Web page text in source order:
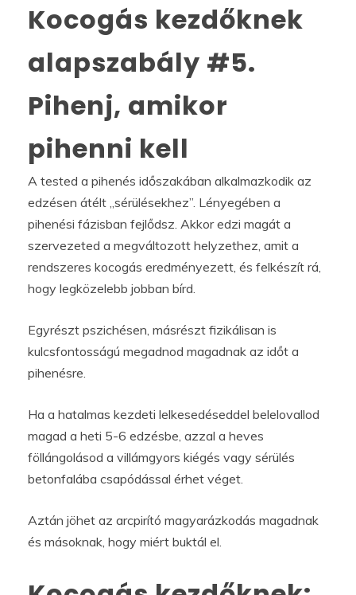
Kocogás kezdőknek
alapszabály #5.
Pihenj, amikor
pihenni kell
A tested a pihenés időszakában alkalmazkodik az
edzésen átélt „sérülésekhez”. Lényegében a
pihenési fázisban fejlődsz. Akkor edzi magát a
szervezeted a megváltozott helyzethez, amit a
rendszeres kocogás eredményezett, és felkészít rá,
hogy legközelebb jobban bírd.
Egyrészt pszichésen, másrészt fizikálisan is
kulcsfontosságú megadnod magadnak az időt a
pihenésre.
Ha a hatalmas kezdeti lelkesedéseddel belelovallod
magad a heti 5-6 edzésbe, azzal a heves
föllángolásod a villámgyors kiégés vagy sérülés
betonfalába csapódással érhet véget.
Aztán jöhet az arcpirító magyarázkodás magadnak
és másoknak, hogy miért buktál el.